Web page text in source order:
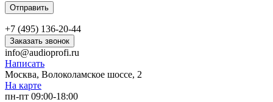
+7 (495) 136-20-44
Заказать звонок
info@audioprofi.ru
Написать
Москва, Волоколамское шоссе, 2
На карте
пн-пт 09:00-18:00